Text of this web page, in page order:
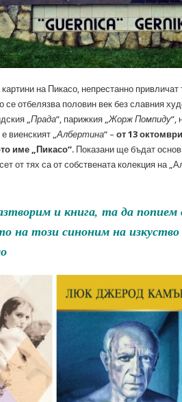
на Пикасо, непрестанно привличат
се отбелязва половин век без славния
„ Прада“, парижкия „ Жорж Помпиду“,
виенският „ Албертина“ – от 13
име „Пикасо“. Показани ще бъдат
от тях са от собствената колекция на
и книга, та да
на този синоним на